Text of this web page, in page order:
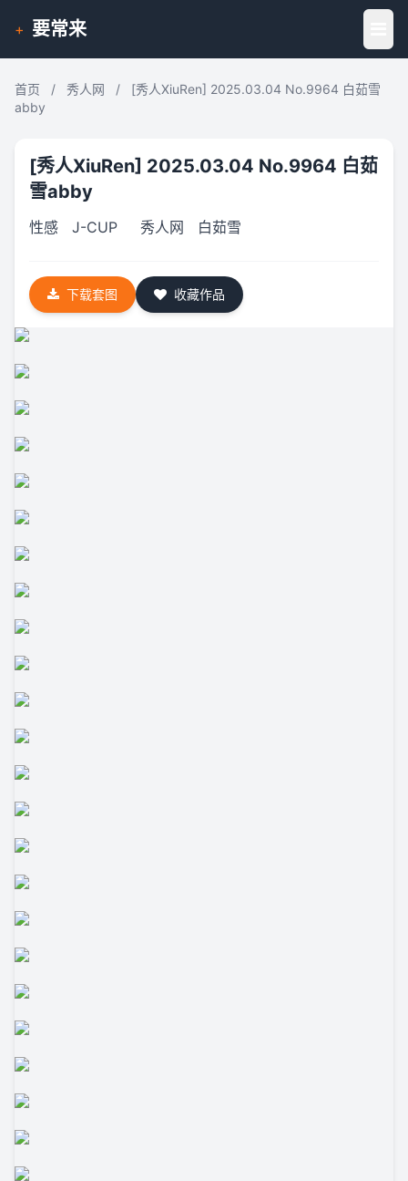
+ 要常来
首页 / 秀人网 /
[秀人XiuRen] 2025.03.04 No.9964 白茹雪
abby
[秀人XiuRen] 2025.03.04 No.9964 白茹
雪abby
性感 J-CUP 秀人网 白茹雪
下载套图 收藏作品